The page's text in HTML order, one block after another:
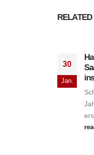
RELATED
30
Jan.